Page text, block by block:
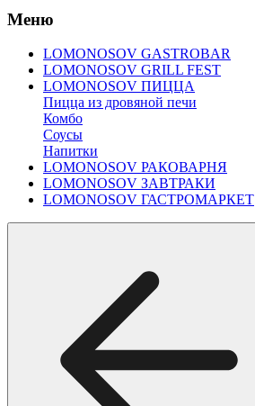
Меню
LOMONOSOV GASTROBAR
LOMONOSOV GRILL FEST
LOMONOSOV ПИЦЦА
Пицца из дровяной печи
Комбо
Соусы
Напитки
LOMONOSOV РАКОВАРНЯ
LOMONOSOV ЗАВТРАКИ
LOMONOSOV ГАСТРОМАРКЕТ